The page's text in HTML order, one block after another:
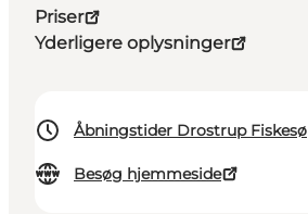
Priser
Yderligere oplysninger
Åbningstider Drostrup Fiskesø
Besøg hjemmeside